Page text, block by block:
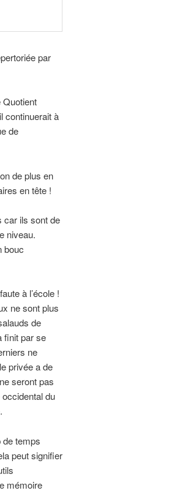
par
continuerait à
de
de plus en
en tête !
car ils sont de
niveau.
bouc
à l’école !
ne sont plus
de
finit par se
ne
privée a de
seront pas
du
de temps
peut signifier
mémoire